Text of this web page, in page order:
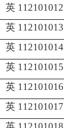
英 112101012
英 112101013
英 112101014
英 112101015
英 112101016
英 112101017